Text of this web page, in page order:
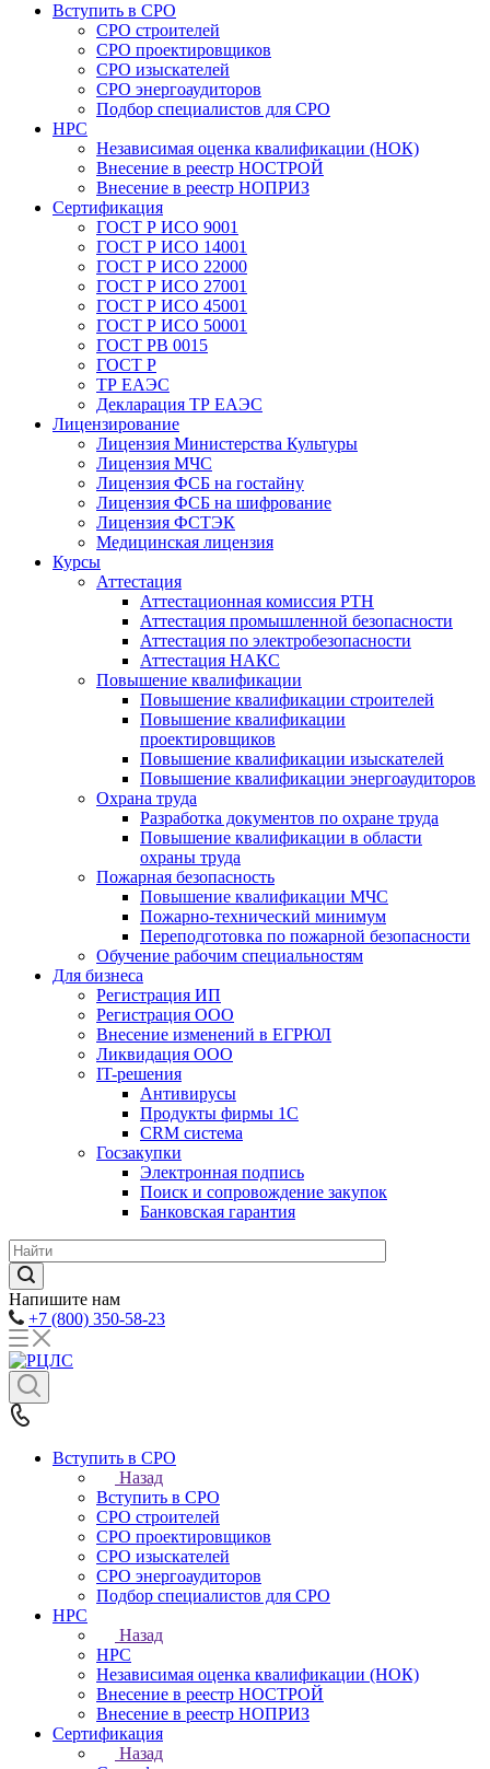
Вступить в СРО
СРО строителей
СРО проектировщиков
СРО изыскателей
СРО энергоаудиторов
Подбор специалистов для СРО
НРС
Независимая оценка квалификации (НОК)
Внесение в реестр НОСТРОЙ
Внесение в реестр НОПРИЗ
Сертификация
ГОСТ Р ИСО 9001
ГОСТ Р ИСО 14001
ГОСТ Р ИСО 22000
ГОСТ Р ИСО 27001
ГОСТ Р ИСО 45001
ГОСТ Р ИСО 50001
ГОСТ РВ 0015
ГОСТ Р
ТР ЕАЭС
Декларация ТР ЕАЭС
Лицензирование
Лицензия Министерства Культуры
Лицензия МЧС
Лицензия ФСБ на гостайну
Лицензия ФСБ на шифрование
Лицензия ФСТЭК
Медицинская лицензия
Курсы
Аттестация
Аттестационная комиссия РТН
Аттестация промышленной безопасности
Аттестация по электробезопасности
Аттестация НАКС
Повышение квалификации
Повышение квалификации строителей
Повышение квалификации
проектировщиков
Повышение квалификации изыскателей
Повышение квалификации энергоаудиторов
Охрана труда
Разработка документов по охране труда
Повышение квалификации в области
охраны труда
Пожарная безопасность
Повышение квалификации МЧС
Пожарно-технический минимум
Переподготовка по пожарной безопасности
Обучение рабочим специальностям
Для бизнеса
Регистрация ИП
Регистрация ООО
Внесение изменений в ЕГРЮЛ
Ликвидация ООО
IT-решения
Антивирусы
Продукты фирмы 1C
CRM система
Госзакупки
Электронная подпись
Поиск и сопровождение закупок
Банковская гарантия
Напишите нам
+7 (800) 350-58-23
Вступить в СРО
Назад
Вступить в СРО
СРО строителей
СРО проектировщиков
СРО изыскателей
СРО энергоаудиторов
Подбор специалистов для СРО
НРС
Назад
НРС
Независимая оценка квалификации (НОК)
Внесение в реестр НОСТРОЙ
Внесение в реестр НОПРИЗ
Сертификация
Назад